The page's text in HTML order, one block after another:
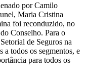
por Camilo
Maria Cristina
foi reconduzido, no
Conselho. Para o
de Seguros na
a todos os segmentos, e
para todos os